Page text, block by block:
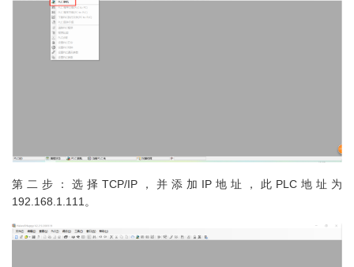
第二步：选择TCP/IP，并添加IP地址，此PLC地址为
192.168.1.111。